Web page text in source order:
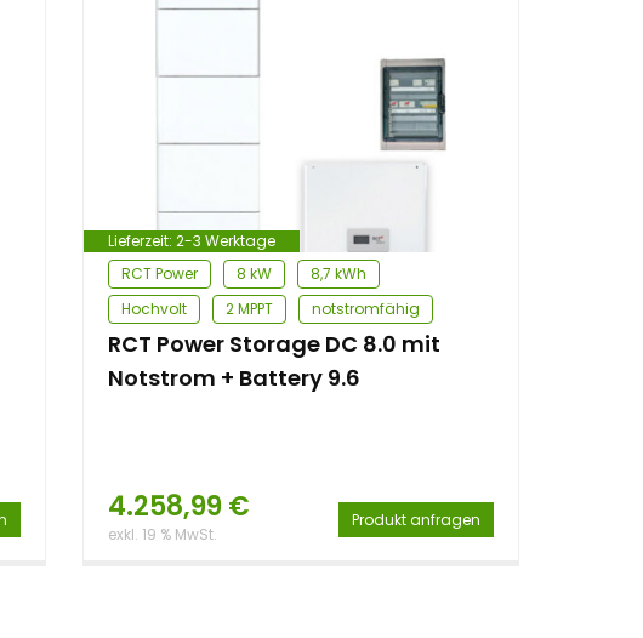
Lieferzeit: 2-3 Werktage
RCT Power
8 kW
8,7 kWh
Hochvolt
2 MPPT notstromfähig
RCT Power Storage DC 8.0 mit
Notstrom + Battery 9.6
4.258,99€
exkl. 19 % MwSt.
Produkt anfragen